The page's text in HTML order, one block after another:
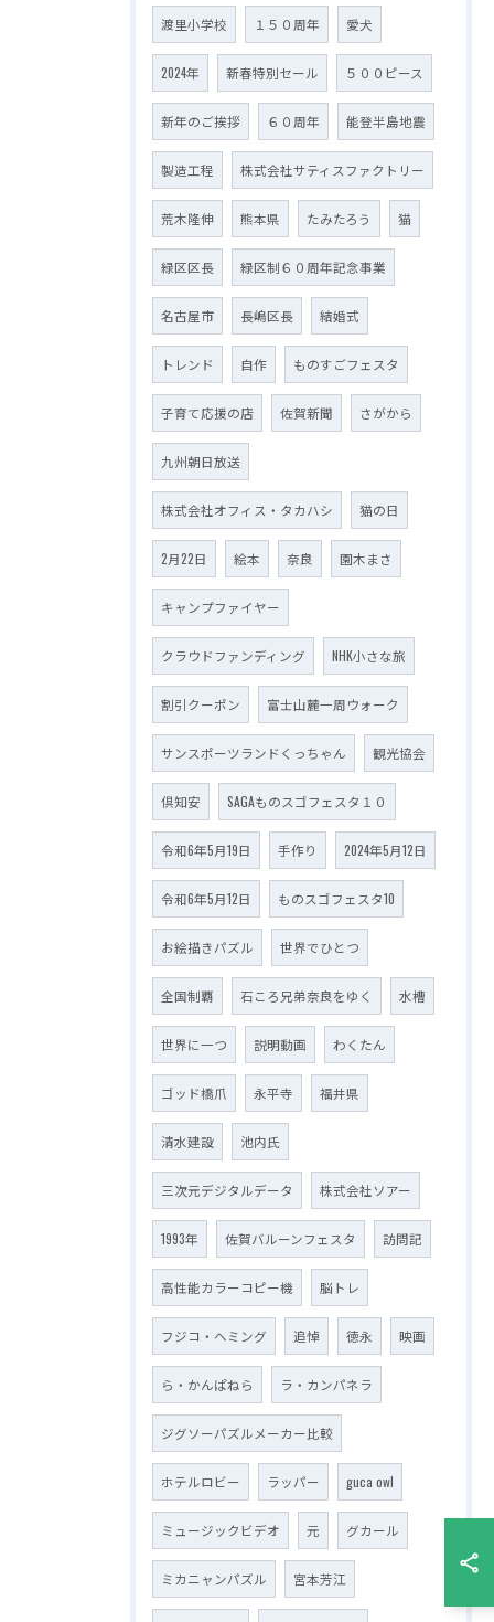
渡里小学校 １５０周年 愛犬
2024年 新春特別セール ５００ピース
新年のご挨拶 ６０周年 能登半島地震
製造工程 株式会社サティスファクトリー
荒木隆伸 熊本県 たみたろう 猫
緑区区長 緑区制６０周年記念事業
名古屋市 長嶋区長 結婚式
トレンド 自作 ものすごフェスタ
子育て応援の店 佐賀新聞 さがから
九州朝日放送
株式会社オフィス・タカハシ 猫の日
2月22日 絵本 奈良 園木まさ
キャンプファイヤー
クラウドファンディング NHK小さな旅
割引クーポン 富士山麓一周ウォーク
サンスポーツランドくっちゃん 観光協会
倶知安 SAGAものスゴフェスタ１０
令和6年5月19日 手作り 2024年5月12日
令和6年5月12日 ものスゴフェスタ10
お絵描きパズル 世界でひとつ
全国制覇 石ころ兄弟奈良をゆく 水槽
世界に一つ 説明動画 わくたん
ゴッド橋爪 永平寺 福井県
清水建設 池内氏
三次元デジタルデータ 株式会社ソアー
1993年 佐賀バルーンフェスタ 訪問記
高性能カラーコピー機 脳トレ
フジコ・ヘミング 追悼 徳永 映画
ら・かんぱねら ラ・カンパネラ
ジグソーパズルメーカー比較
ホテルロビー ラッパー guca owl
ミュージックビデオ 元 グカール
ミカニャンパズル 宮本芳江